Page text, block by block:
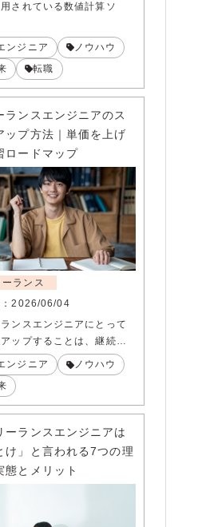
されている数値計算ソ
ンジニア
ノウハウ
転職
ランスエンジニアのス
ップ方法｜単価を上げ
ロードマップ
ーランス
2026/06/04
ンスエンジニアにとって
アップすることは、継続…
ンジニア
ノウハウ
ーランスエンジニアは
け」と言われる7つの理
態とメリット